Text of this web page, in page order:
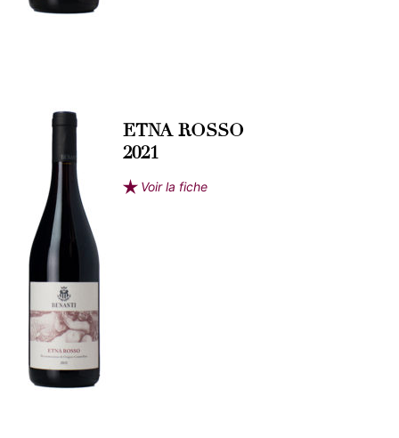
ETNA ROSSO
2021
Voir la fiche